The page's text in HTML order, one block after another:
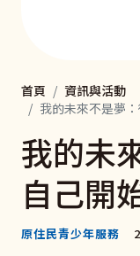
首頁
資訊與活動
我的未來不是夢
我的未
自己開
原住民青少年服務